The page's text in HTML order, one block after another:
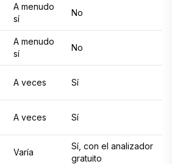
A menudo
sí
No
A menudo
sí
No
A veces Sí
A veces Sí
Varía
Sí, con el analizador
gratuito